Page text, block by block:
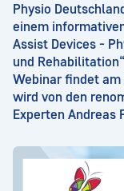
Physio
einem
Assist Devices -
und
Webinar findet am
wird von den
Experten Andreas